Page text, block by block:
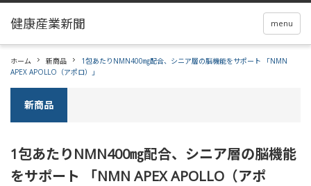
menu
ホーム 新商品
1包あたりNMN400㎎配合、シニア層の脳機能をサポート 「NMN
APEX APOLLO（アポロ）」
新商品
1包あたりNMN400㎎配合、シニア層の脳機能
をサポート 「NMN APEX APOLLO（アポ